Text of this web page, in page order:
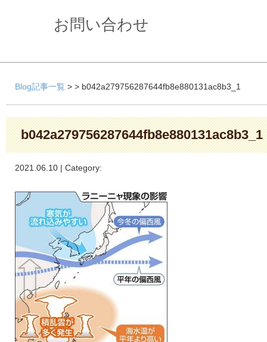
お問い合わせ
Blog記事一覧 > > b042a279756287644fb8e880131ac8b3_1
b042a279756287644fb8e880131ac8b3_1
2021.06.10 | Category: